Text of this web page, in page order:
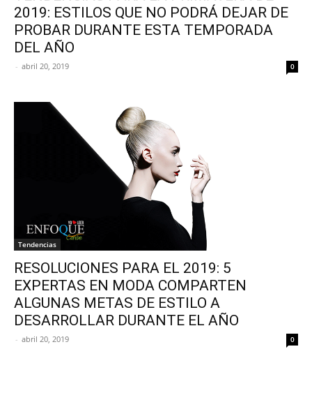
2019: ESTILOS QUE NO PODRÁ DEJAR DE
PROBAR DURANTE ESTA TEMPORADA
DEL AÑO
- abril 20, 2019 0
Tendencias
RESOLUCIONES PARA EL 2019: 5
EXPERTAS EN MODA COMPARTEN
ALGUNAS METAS DE ESTILO A
DESARROLLAR DURANTE EL AÑO
- abril 20, 2019 0